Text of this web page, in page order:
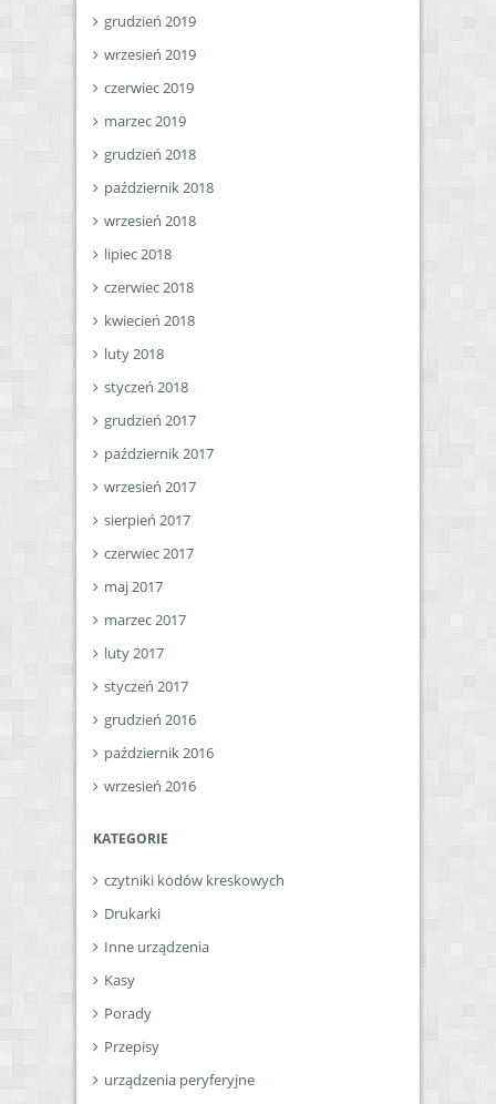
grudzień 2019
wrzesień 2019
czerwiec 2019
marzec 2019
grudzień 2018
październik 2018
wrzesień 2018
lipiec 2018
czerwiec 2018
kwiecień 2018
luty 2018
styczeń 2018
grudzień 2017
październik 2017
wrzesień 2017
sierpień 2017
czerwiec 2017
maj 2017
marzec 2017
luty 2017
styczeń 2017
grudzień 2016
październik 2016
wrzesień 2016
KATEGORIE
czytniki kodów kreskowych
Drukarki
Inne urządzenia
Kasy
Porady
Przepisy
urządzenia peryferyjne